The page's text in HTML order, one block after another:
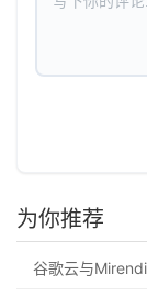
为你推荐
谷歌云与